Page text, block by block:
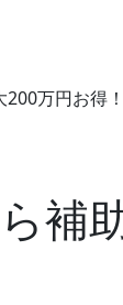
万円お得！
補